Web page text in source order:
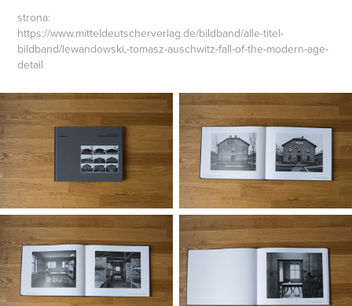
strona:
https://www.mitteldeutscherverlag.de/bildband/alle-titel-
bildband/lewandowski,-tomasz-auschwitz-fall-of-the-modern-age-
detail